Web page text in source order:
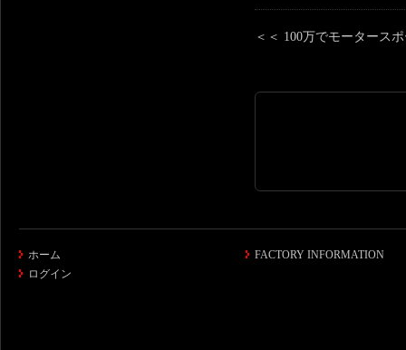
＜＜ 100万でモータース
ホーム
ログイン
FACTORY INFORMATION